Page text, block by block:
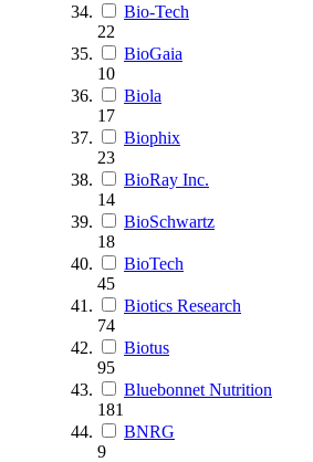
Bio-Tech
22
BioGaia
10
Biola
17
Biophix
23
BioRay Inc.
14
BioSchwartz
18
BioTech
45
Biotics Research
74
Biotus
95
Bluebonnet Nutrition
181
BNRG
9